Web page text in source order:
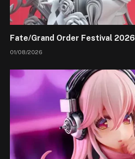
Fate/Grand Order Festival 2026
01/08/2026